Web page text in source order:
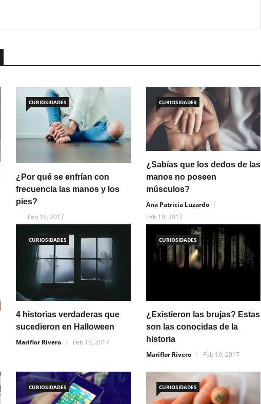
CURIOSIDADES
¿Por qué se enfrían con
frecuencia las manos y los
pies?
Feb 19, 2017
CURIOSIDADES
¿Sabías que los dedos de las
manos no poseen
músculos?
Ana Patricia Luzardo
Feb 19, 2017
CURIOSIDADES
4 historias verdaderas que
sucedieron en Halloween
Mariflor Rivero
Feb 19, 2017
CURIOSIDADES
¿Existieron las brujas? Estas
son las conocidas de la
historia
Mariflor Rivero
Feb 19, 2017
CURIOSIDADES CURIOSIDADES